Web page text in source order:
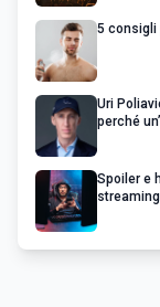
5 consigli
Uri
perché
Spoiler e